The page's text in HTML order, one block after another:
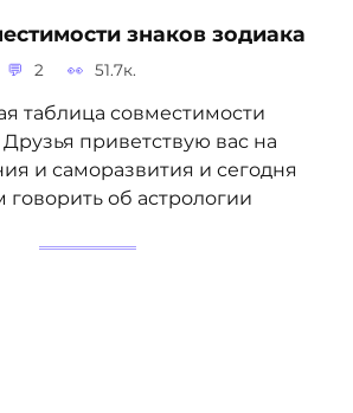
знаков зодиака
2 51.7к.
таблица совместимости
приветствую вас на
и саморазвития и сегодня
об астрологии